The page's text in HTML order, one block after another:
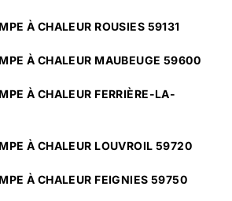
À CHALEUR ROUSIES 59131
À CHALEUR MAUBEUGE 59600
À CHALEUR FERRIÈRE-LA-
À CHALEUR LOUVROIL 59720
À CHALEUR FEIGNIES 59750